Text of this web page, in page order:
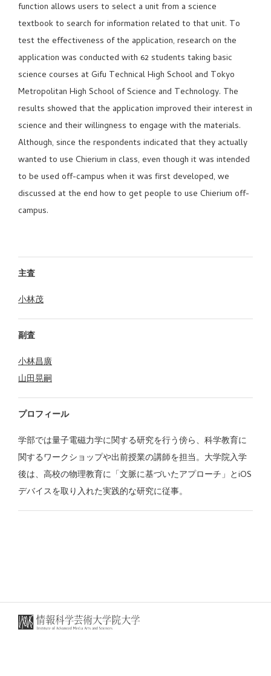
function allows users to select a unit from a science
textbook to search for information related to that unit. To
test the effectiveness of the application, research on the
application was conducted with 62 students taking basic
science courses at Gifu Technical High School and Tokyo
Metropolitan High School of Science and Technology. The
results showed that the application improved their interest in
science and their willingness to engage with the materials.
Although, since the respondents indicated that they actually
wanted to use Chierium in class, even though it was intended
to be used off-campus when it was first developed, we
discussed at the end how to get people to use Chierium off-
campus.
主査
小林茂
副査
小林昌廣
山田晃嗣
プロフィール
学部では量子電磁力学に関する研究を行う傍ら、科学教育に
関するワークショップや出前授業の講師を担当。大学院入学
後は、高校の物理教育に「文脈に基づいたアプローチ」とiOS
デバイスを取り入れた実践的な研究に従事。